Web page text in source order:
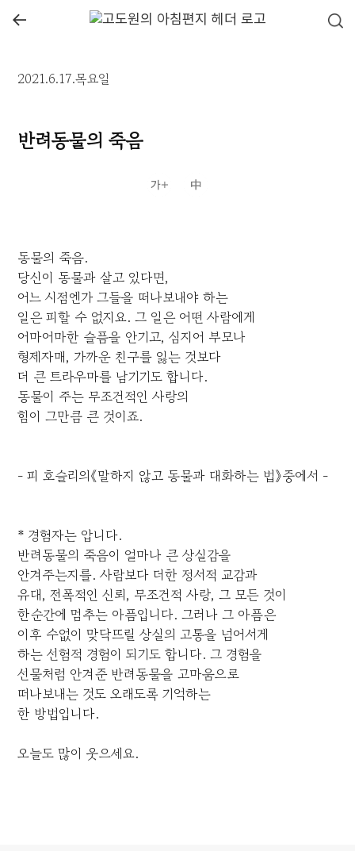
←
2021.6.17.목요일
반려동물의 죽음
동물의 죽음.
당신이 동물과 살고 있다면,
어느 시점엔가 그들을 떠나보내야 하는
일은 피할 수 없지요. 그 일은 어떤 사람에게
어마어마한 슬픔을 안기고, 심지어 부모나
형제자매, 가까운 친구를 잃는 것보다
더 큰 트라우마를 남기기도 합니다.
동물이 주는 무조건적인 사랑의
힘이 그만큼 큰 것이죠.
- 피 호슬리의《말하지 않고 동물과 대화하는 법》중에서 -
* 경험자는 압니다.
반려동물의 죽음이 얼마나 큰 상실감을
안겨주는지를. 사람보다 더한 정서적 교감과
유대, 전폭적인 신뢰, 무조건적 사랑, 그 모든 것이
한순간에 멈추는 아픔입니다. 그러나 그 아픔은
이후 수없이 맞닥뜨릴 상실의 고통을 넘어서게
하는 선험적 경험이 되기도 합니다. 그 경험을
선물처럼 안겨준 반려동물을 고마움으로
떠나보내는 것도 오래도록 기억하는
한 방법입니다.
오늘도 많이 웃으세요.